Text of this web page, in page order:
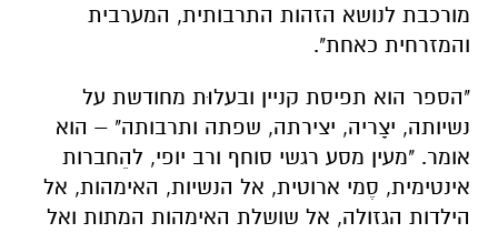
מורכבת לנושא הזהות התרבותית, המערבית
והמזרחית כאחת".
"הספר הוא תפיסת קניין ובעלוּת מחודשת על
נשיותה, יצָריה, יצירתה, שפתה ותרבותה" – הוא
אומר. "מעין מסע רגשי סוחף ורב יופי, להֵחברות
אינטימית, סֶמי ארוטית, אל הנשיות, האימהות, אל
הילדות הגזולה, אל שושלת האימהות המתות ואל